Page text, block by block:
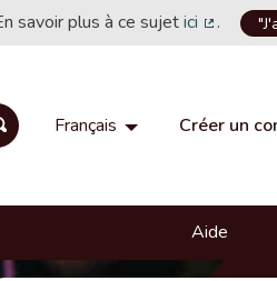
savoir plus à ce sujetici
(Lien
.
Français Choisir la langue
Créer un
Aide